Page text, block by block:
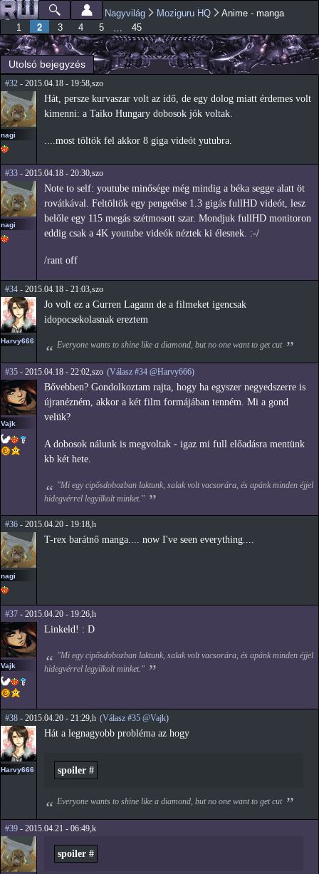
Ugrás a
tartalomra
Főmenü
Jelenlegi hely
Nagyvilág Moziguru HQ
Anime - manga
1
2 3 4 5 … 45
Utolsó bejegyzés
#32 - 2015.04.18 - 19:58,szo
nagi
Hát, persze kurvaszar volt az idő, de egy dolog miatt érdemes volt
kimenni: a Taiko Hungary dobosok jók voltak.
....most töltök fel akkor 8 giga videót yutubra.
#33 - 2015.04.18 - 20:30,szo
nagi
Note to self: youtube minősége még mindig a béka segge alatt öt
rovátkával. Feltöltök egy pengeélse 1.3 gigás fullHD videót, lesz
belőle egy 115 megás szétmosott szar. Mondjuk fullHD monitoron
eddig csak a 4K youtube videók néztek ki élesnek. :-/
/rant off
#34 - 2015.04.18 - 21:03,szo
Harvy666
Jo volt ez a Gurren Lagann de a filmeket igencsak
idopocsekolasnak ereztem
Everyone wants to shine like a diamond, but no one want to get cut
#35 - 2015.04.18 - 22:02,szo (Válasz #34 @Harvy666)
Vajk
Bővebben? Gondolkoztam rajta, hogy ha egyszer negyedszerre is
újranézném, akkor a két film formájában tenném. Mi a gond
velük?
A dobosok nálunk is megvoltak - igaz mi full előadásra mentünk
kb két hete.
"Mi egy cipősdobozban laktunk, salak volt vacsorára, és apánk minden éjjel
hidegvérrel legyilkolt minket."
#36 - 2015.04.20 - 19:18,h
nagi
T-rex barátnő manga.... now I've seen everything....
#37 - 2015.04.20 - 19:26,h
Vajk
Linkeld! : D
"Mi egy cipősdobozban laktunk, salak volt vacsorára, és apánk minden éjjel
hidegvérrel legyilkolt minket."
#38 - 2015.04.20 - 21:29,h (Válasz #35 @Vajk)
Harvy666
Hát a legnagyobb probléma az hogy
spoiler #
Everyone wants to shine like a diamond, but no one want to get cut
#39 - 2015.04.21 - 06:49,k
spoiler #